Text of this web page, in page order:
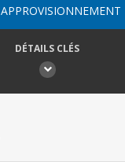
APPROVISIONNEMENT
DÉTAILS CLÉS